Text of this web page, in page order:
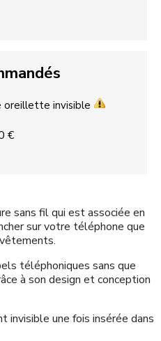
oreillette invisible
€
sans fil qui est associée en
sur votre téléphone que
téléphoniques sans que
à son design et conception
une fois insérée dans